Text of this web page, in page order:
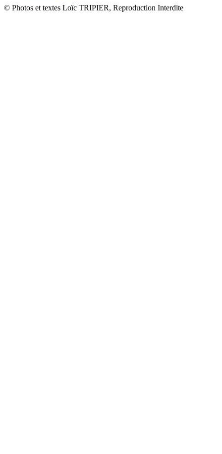
© Photos et textes Loïc TRIPIER, Reproduction Interdite